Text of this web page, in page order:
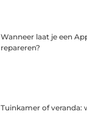
Wanneer laat je een
repareren?
Tuinkamer of veranda: